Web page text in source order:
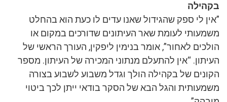
לי ספק שהגידול שאנו עדים לו כעת הוא בהחלט
לעומת שאר העיתונים שדורכים במקום או
לאחור”, אומר בנימין ליפקין, העורך הראשי של
“אין להתעלם מנתוני המכירה של העיתון. מספר
של בקהילה הולך וגדל משבוע לשבוע בצורה
והגל הבא של הסקר בודאי ייתן לכך ביטוי